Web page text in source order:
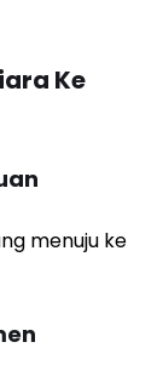
Ke
menuju ke